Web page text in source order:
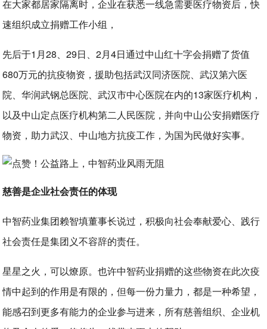
在大家都居家隔离时，企业在获悉一线急需要医疗物资后，快
速组织成立捐赠工作小组，
先后于1月28、29日、2月4日通过中山红十字会捐赠了货值
680万元的抗疫物资，援助包括武汉同济医院、武汉第六医
院、华润武钢总医院、武汉市中心医院在内的13家医疗机构，
以及中山定点医疗机构第二人民医院，并向中山公安捐赠医疗
物资，助力武汉、中山地方抗疫工作，为国为民做好实事。
慈善是企业社会责任的体现
中智药业集团赖智填董事长说过，积极向社会奉献爱心、践行
社会责任是集团义不容辞的责任。
星星之火，可以燎原。也许中智药业捐赠的这些物资在此次疫
情中起到的作用是有限的，但每一份力量力，都是一种希望，
能感召到更多有能力的企业参与进来，所有慈善组织、企业机